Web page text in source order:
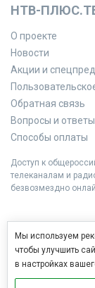
НТВ-
О проекте
Новости
Акции и
Обратная связь
Вопросы и ответы
Способы оплаты
Доступ к
телеканалам и
безвозмездно
Мы используем
чтобы улучшить
в настройках